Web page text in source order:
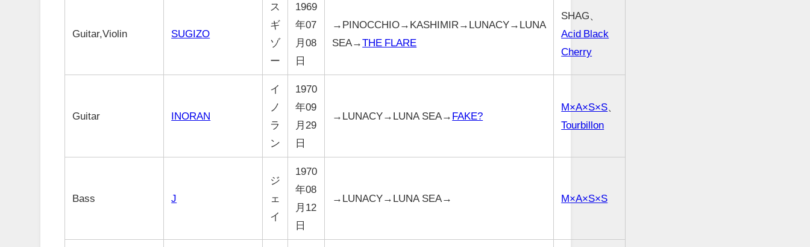
Guitar,Violin SUGIZO
ス
ギ
ゾ
ー
1969
年07
月08
日
→PINOCCHIO→KASHIMIR→LUNACY→LUNA
SEA→THE FLARE
SHAG、
Acid Black
Cherry
Guitar INORAN
イ
ノ
ラ
ン
1970
年09
月29
日
→LUNACY→LUNA SEA→ FAKE?
M×A×S×S
Tourbillon
Bass J
ジ
ェ
イ
1970
年08
月12
日
→LUNACY→LUNA SEA→ M×A×S×S